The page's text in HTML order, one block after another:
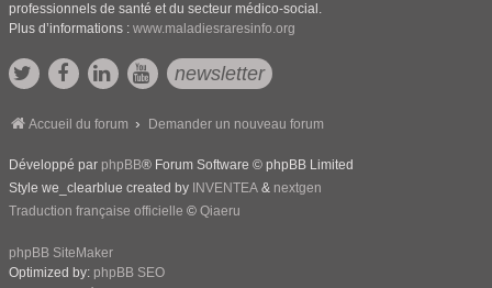
professionnels de santé et du secteur médico-social.
Plus d’informations : www.maladiesraresinfo.org
newsletter
Accueil du forum Demander un nouveau forum
Développé par phpBB® Forum Software © phpBB Limited
Style we_clearblue created by INVENTEA & nextgen
Traduction française officielle © Qiaeru
phpBB SiteMaker
Optimized by: phpBB SEO